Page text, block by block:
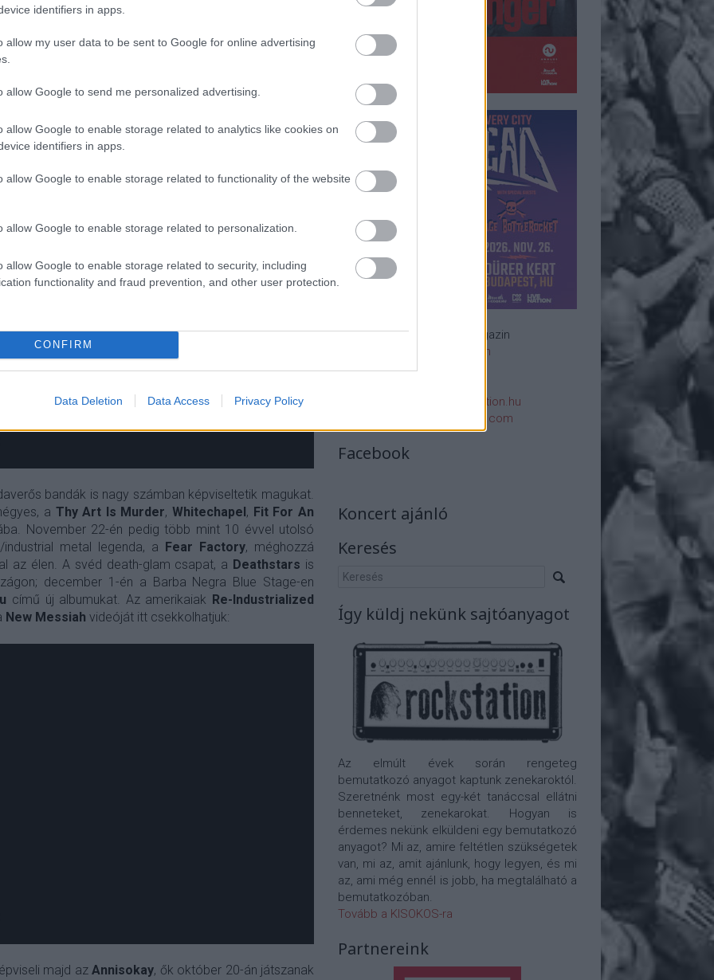
identifiers in apps.
allow my user data to be sent to Google for online advertising
allow Google to send me personalized advertising.
allow Google to enable storage related to analytics like cookies on
identifiers in apps.
allow Google to enable storage related to functionality of the website
allow Google to enable storage related to personalization.
allow Google to enable storage related to security, including
functionality and fraud prevention, and other user protection.
CONFIRM
Data Deletion Data Access Privacy Policy
heavy metalt az izlandi
című lemezüket október 25-én mutatják be az Analog
máris meghallgathatjuk:
bandák is nagy számban képviseltetik magukat.
a Thy Art Is Murder,Whitechapel, Fit For An
November 22-én pedig több mint 10 évvel utolsó
metal legenda, a Fear Factory, méghozzá
az élen. A svéd death-glam csapat, a Deathstars is
december 1-én a Barba Negra Blue Stage-en
című új albumukat. Az amerikaiak Re-Industrialized
New Messiah videóját itt csekkolhatjuk:
majd azAnnisokay, ők október 20-án játszanak
Rockzenei magazin
Impresszum
rsszerk@rockstation.hu
rsszerk@gmail.com
Facebook
Koncert ajánló
Keresés
Így küldj nekünk sajtóanyagot
Az elmúlt évek során rengeteg
bemutatkozó anyagot kaptunk zenekaroktól.
Szeretnénk most egy-két tanáccsal ellátni
benneteket, zenekarokat. Hogyan is
érdemes nekünk elküldeni egy bemutatkozó
anyagot? Mi az, amire feltétlen szükségetek
van, mi az, amit ajánlunk, hogy legyen, és mi
az, ami még ennél is jobb, ha megtalálható a
bemutatkozóban.
Tovább a KISOKOS-ra
Partnereink